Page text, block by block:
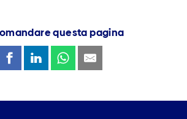
questa pagina